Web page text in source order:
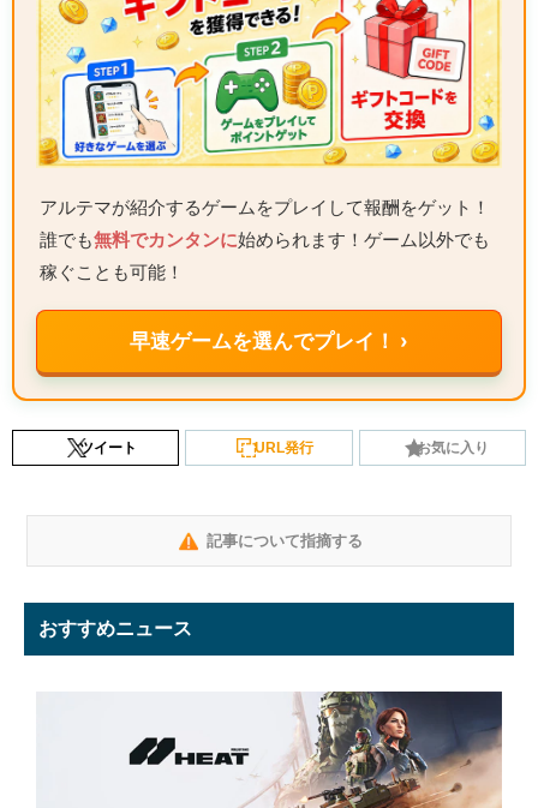
アルテマが紹介するゲームをプレイして報酬をゲット！
誰でも無料でカンタンに始められます！ゲーム以外でも
稼ぐことも可能！
早速ゲームを選んでプレイ！ ›
ツイート URL発行 お気に入り
記事について指摘する
おすすめニュース